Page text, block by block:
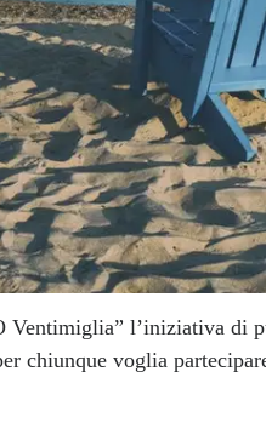
l’iniziativa di
chiunque voglia